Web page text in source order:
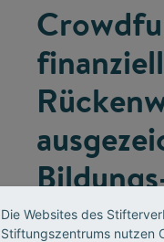
Die Websites des
Stiftungszentrums nutzen